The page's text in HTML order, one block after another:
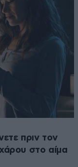
πριν τον
στο αίμα